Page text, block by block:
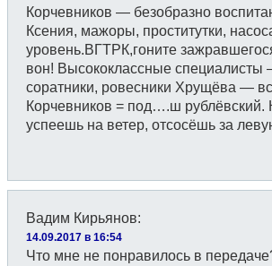
Корчевников — безобразно
Ксения, мажоры, проститутки,
уровень.ВГТРК,гоните
вон! Высококлассные специалисты
соратники, ровесники Хрущёва —
Корчевников = под….ш
успеешь на ветер, отсосёшь за
Вадим Кирьянов:
14.09.2017 в 16:54
Что мне не понравилось в